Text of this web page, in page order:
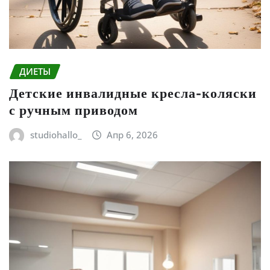
ДИЕТЫ
Детские инвалидные кресла-коляски
с ручным приводом
studiohallo_ Апр 6, 2026